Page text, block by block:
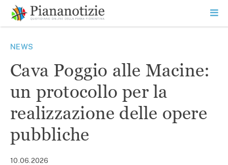
contenuto
SEARCH
NEWS
Cava Poggio alle Macine:
un protocollo per la
realizzazione delle opere
pubbliche
10.06.2026